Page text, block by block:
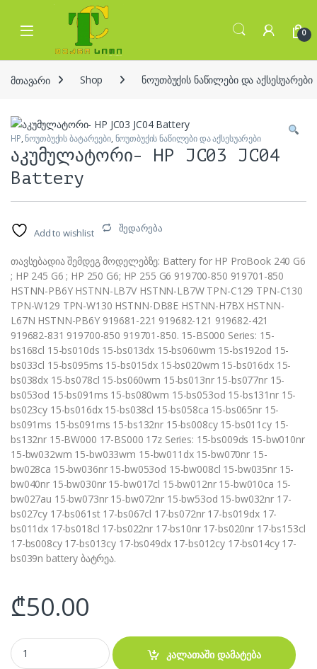
Skip to navigation
Skip to content
Open 0
მთავარი Shop ნოუთბუქის ნაწილები და აქსესუარები
HP,ნოუთბუქის ბატარეები, ნოუთბუქის ნაწილები და აქსესუარები
აკუმულატორი- HP JC03 JC04
Battery
Add to wishlist შედარება
თავსებადია შემდეგ მოდელებზე: Battery for HP ProBook 240 G6
; HP 245 G6 ; HP 250 G6; HP 255 G6 919700-850 919701-850
HSTNN-PB6Y HSTNN-LB7V HSTNN-LB7W TPN-C129 TPN-C130
TPN-W129 TPN-W130 HSTNN-DB8E HSTNN-H7BX HSTNN-
L67N HSTNN-PB6Y 919681-221 919682-121 919682-421
919682-831 919700-850 919701-850. 15-BS000 Series: 15-
bs168cl 15-bs010ds 15-bs013dx 15-bs060wm 15-bs192od 15-
bs033cl 15-bs095ms 15-bs015dx 15-bs020wm 15-bs016dx 15-
bs038dx 15-bs078cl 15-bs060wm 15-bs013nr 15-bs077nr 15-
bs053od 15-bs091ms 15-bs080wm 15-bs053od 15-bs131nr 15-
bs023cy 15-bs016dx 15-bs038cl 15-bs058ca 15-bs065nr 15-
bs091ms 15-bs091ms 15-bs132nr 15-bs008cy 15-bs011cy 15-
bs132nr 15-BW000 17-BS000 17z Series: 15-bs009ds 15-bw010nr
15-bw032wm 15-bw033wm 15-bw011dx 15-bw070nr 15-
bw028ca 15-bw036nr 15-bw053od 15-bw008cl 15-bw035nr 15-
bw040nr 15-bw030nr 15-bw017cl 15-bw012nr 15-bw010ca 15-
bw027au 15-bw073nr 15-bw072nr 15-bw53od 15-bw032nr 17-
bs027cy 17-bs061st 17-bs067cl 17-bs072nr 17-bs019dx 17-
bs011dx 17-bs018cl 17-bs022nr 17-bs10nr 17-bs020nr 17-bs153cl
17-bs008cy 17-bs013cy 17-bs049dx 17-bs012cy 17-bs014cy 17-
bs039n battery ბატრეა.
₾50.00
აკუმულატორი- HP JC03 JC04 Battery quantity
კალათაში დამატება